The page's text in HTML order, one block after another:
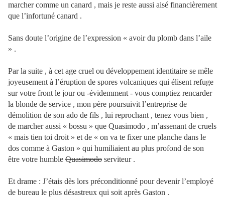
marcher comme un canard , mais je reste aussi aisé financièrement
que l’infortuné canard .
Sans doute l’origine de l’expression « avoir du plomb dans l’aile
» .
Par la suite , à cet age cruel ou développement identitaire se mêle
joyeusement à l’éruption de spores volcaniques qui élisent refuge
sur votre front le jour ou -évidemment - vous comptiez rencarder
la blonde de service , mon père poursuivit l’entreprise de
démolition de son ado de fils , lui reprochant , tenez vous bien ,
de marcher aussi « bossu » que Quasimodo , m’assenant de cruels
« mais tien toi droit » et de « on va te fixer une planche dans le
dos comme à Gaston » qui humiliaient au plus profond de son
être votre humble Quasimodo serviteur .
Et drame : J’étais dès lors préconditionné pour devenir l’employé
de bureau le plus désastreux qui soit après Gaston .